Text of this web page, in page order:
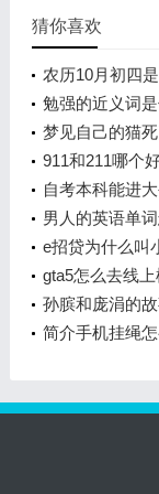
猜你喜欢
农历10月初四
勉强的近义词
梦见自己的猫
911和211哪个
自考本科能进
男人的英语单
e招贷为什么叫
gta5怎么去线
孙膑和庞涓的
简介手机挂绳